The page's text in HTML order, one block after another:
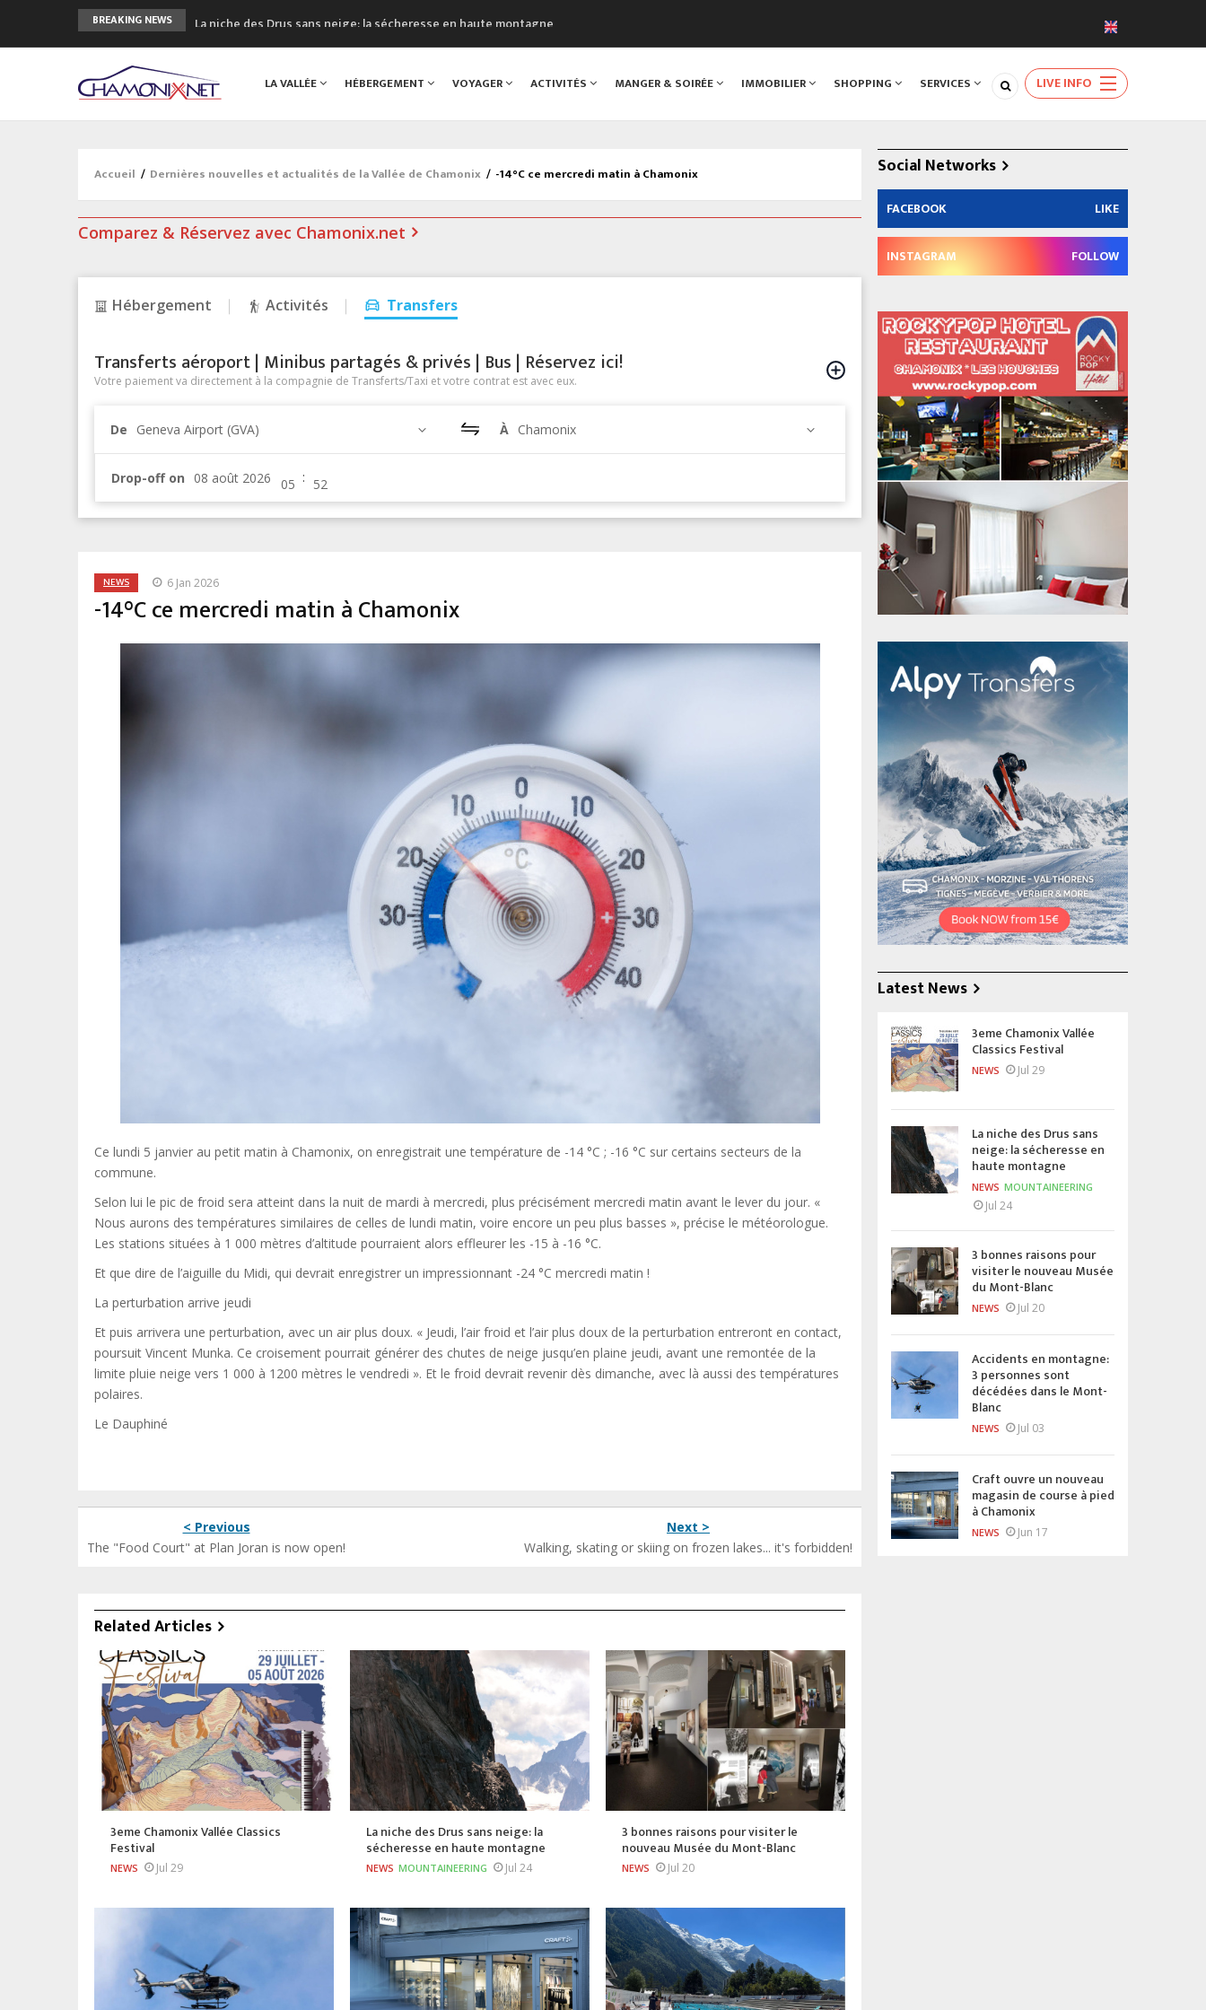
BREAKING NEWS
La niche des Drus sans neige: la sécheresse en haute montagne
Craft ouvre un nouveau magasin de course à pied à Chamonix
3eme Chamonix Vallée Classics Festival
LA VALLÉE HÉBERGEMENT VOYAGER ACTIVITÉS MANGER & SOIRÉE IMMOBILIER SHOPPING SERVICES LIVE INFO
Accueil / Dernières nouvelles et actualités de la Vallée de Chamonix / -14°C ce mercredi matin à Chamonix
Comparez & Réservez avec Chamonix.net
Hébergement Activités Transfers
Transferts aéroport | Minibus partagés & privés | Bus | Réservez ici!
Votre paiement va directement à la compagnie de Transferts/Taxi et votre contrat est avec eux.
De Geneva Airport (GVA) À Chamonix
Drop-off on :
NEWS 6 Jan 2026
-14°C ce mercredi matin à Chamonix
Ce lundi 5 janvier au petit matin à Chamonix, on enregistrait une température de -14 °C ; -16 °C sur certains secteurs de la
commune.
Selon lui le pic de froid sera atteint dans la nuit de mardi à mercredi, plus précisément mercredi matin avant le lever du jour. «
Nous aurons des températures similaires de celles de lundi matin, voire encore un peu plus basses », précise le météorologue.
Les stations situées à 1 000 mètres d’altitude pourraient alors effleurer les -15 à -16 °C.
Et que dire de l’aiguille du Midi, qui devrait enregistrer un impressionnant -24 °C mercredi matin !
La perturbation arrive jeudi
Et puis arrivera une perturbation, avec un air plus doux. « Jeudi, l’air froid et l’air plus doux de la perturbation entreront en contact,
poursuit Vincent Munka. Ce croisement pourrait générer des chutes de neige jusqu’en plaine jeudi, avant une remontée de la
limite pluie neige vers 1 000 à 1200 mètres le vendredi ». Et le froid devrait revenir dès dimanche, avec là aussi des températures
polaires.
Le Dauphiné
< Previous
The "Food Court" at Plan Joran is now open!
Next >
Walking, skating or skiing on frozen lakes... it's forbidden!
Related Articles
3eme Chamonix Vallée Classics
Festival
NEWS Jul 29
La niche des Drus sans neige: la
sécheresse en haute montagne
NEWS MOUNTAINEERING Jul 24
3 bonnes raisons pour visiter le
nouveau Musée du Mont-Blanc
NEWS Jul 20
Social Networks
FACEBOOK LIKE
INSTAGRAM FOLLOW
Latest News
3eme Chamonix Vallée
Classics Festival
NEWS Jul 29
La niche des Drus sans
neige: la sécheresse en
haute montagne
NEWS MOUNTAINEERING
Jul 24
3 bonnes raisons pour
visiter le nouveau Musée
du Mont-Blanc
NEWS Jul 20
Accidents en montagne:
3 personnes sont
décédées dans le Mont-
Blanc
NEWS Jul 03
Craft ouvre un nouveau
magasin de course à pied
à Chamonix
NEWS Jun 17